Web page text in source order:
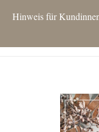
Hinweis für